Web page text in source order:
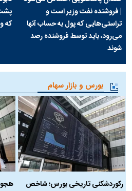
| فروشنده نفت وزیر است و
تراستی‌هایی که پول به حساب آنها
می‌رود، باید توسط فروشنده رصد
شوند
که
بورس و بازار سهام
رکوردشکنی تاریخی بورس؛ شاخص